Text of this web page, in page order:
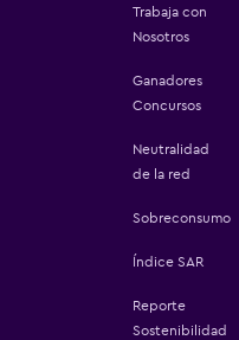
Trabaja con
Nosotros
Ganadores
Concursos
Neutralidad
de la red
Sobreconsumo
Índice SAR
Reporte
Sostenibilidad